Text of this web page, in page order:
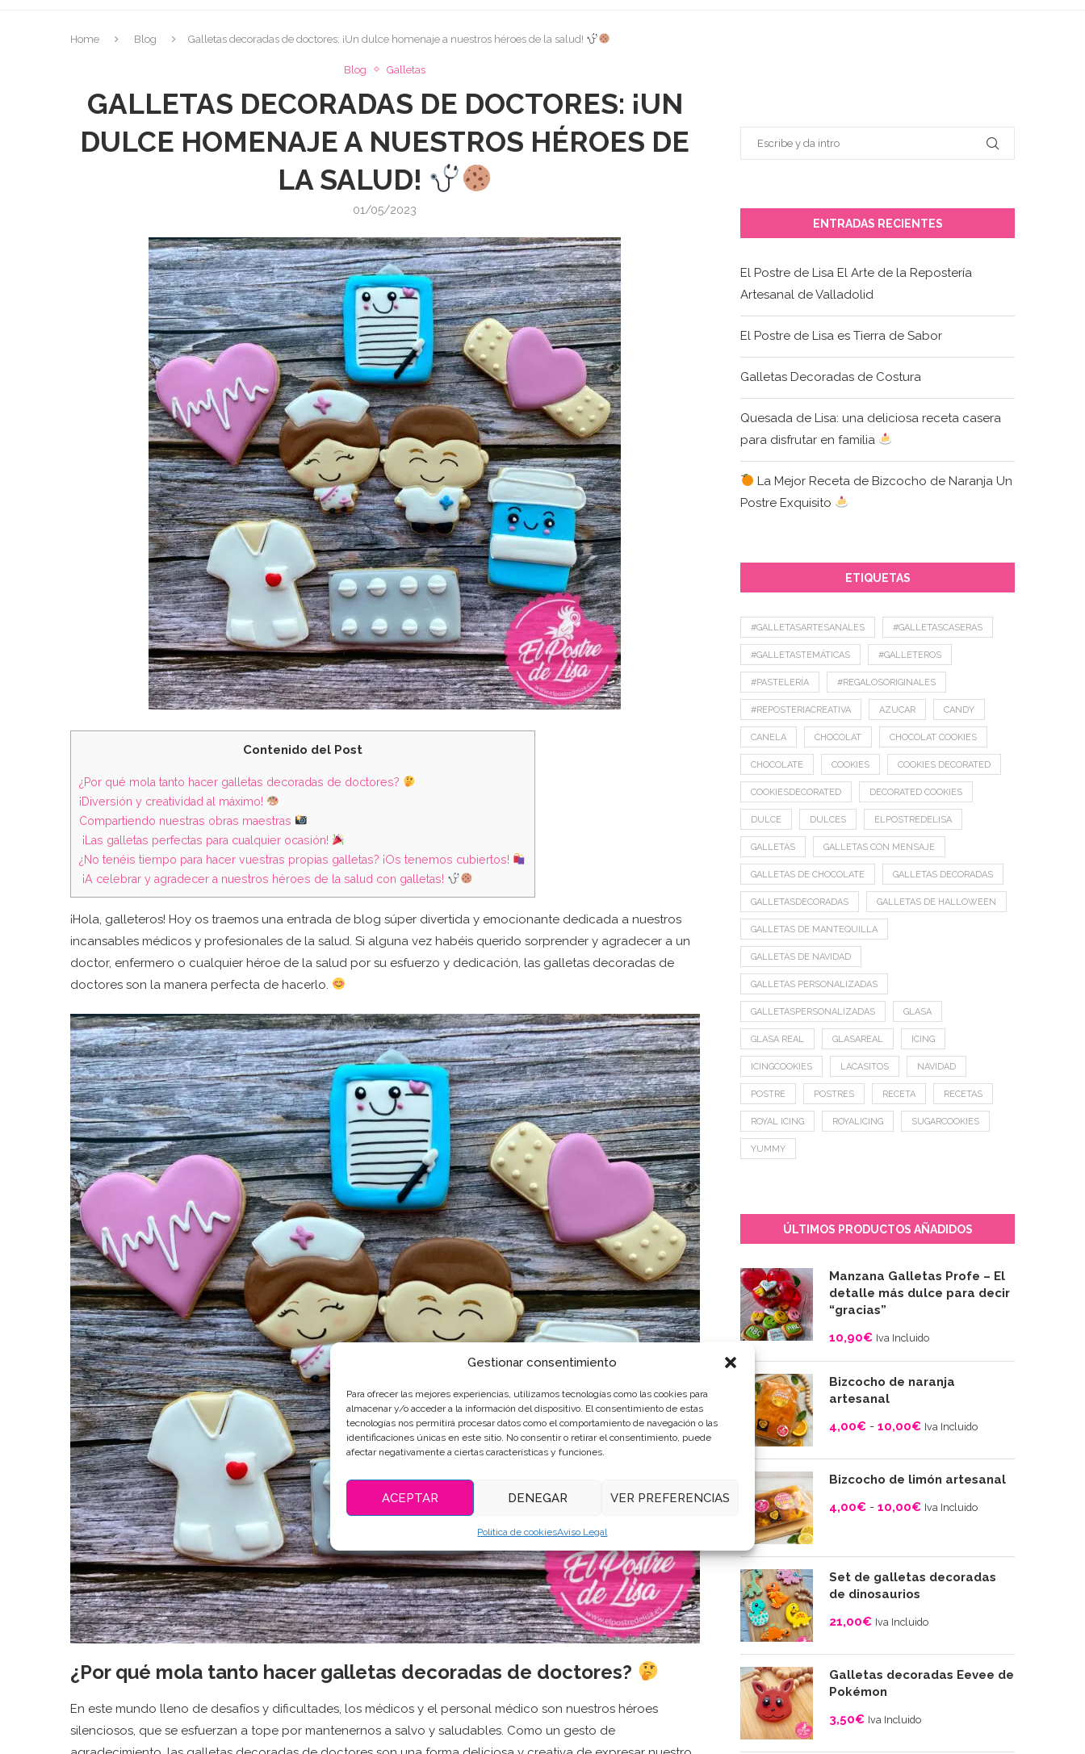
Gestionar consentimiento
Para ofrecer las mejores experiencias, utilizamos tecnologías como las cookies para
almacenar y/o acceder a la información del dispositivo. El consentimiento de estas
tecnologías nos permitirá procesar datos como el comportamiento de navegación o las
identificaciones únicas en este sitio. No consentir o retirar el consentimiento, puede
afectar negativamente a ciertas características y funciones.
ACEPTAR DENEGAR VER PREFERENCIAS
Política de cookiesAviso Legal
Home Blog Galletas decoradas de doctores: ¡Un dulce homenaje a nuestros héroes de la salud!
Blog Galletas
GALLETAS DECORADAS DE DOCTORES: ¡UN
DULCE HOMENAJE A NUESTROS HÉROES DE
LA SALUD!
01/05/2023
Contenido del Post
¿Por qué mola tanto hacer galletas decoradas de doctores?
¡Diversión y creatividad al máximo!
Compartiendo nuestras obras maestras
¡Las galletas perfectas para cualquier ocasión!
¿No tenéis tiempo para hacer vuestras propias galletas? ¡Os tenemos cubiertos!
¡A celebrar y agradecer a nuestros héroes de la salud con galletas!
¡Hola, galleteros! Hoy os traemos una entrada de blog súper divertida y emocionante dedicada a nuestros
incansables médicos y profesionales de la salud. Si alguna vez habéis querido sorprender y agradecer a un
doctor, enfermero o cualquier héroe de la salud por su esfuerzo y dedicación, las galletas decoradas de
doctores son la manera perfecta de hacerlo.
¿Por qué mola tanto hacer galletas decoradas de doctores?
En este mundo lleno de desafíos y dificultades, los médicos y el personal médico son nuestros héroes
silenciosos, que se esfuerzan a tope por mantenernos a salvo y saludables. Como un gesto de
ENTRADAS RECIENTES
El Postre de Lisa El Arte de la Repostería
Artesanal de Valladolid
El Postre de Lisa es Tierra de Sabor
Galletas Decoradas de Costura
Quesada de Lisa: una deliciosa receta casera
para disfrutar en familia
La Mejor Receta de Bizcocho de Naranja Un
Postre Exquisito
ETIQUETAS
#GALLETASARTESANALES #GALLETASCASERAS
#GALLETASTEMÁTICAS #GALLETEROS
#PASTELERÍA #REGALOSORIGINALES
#REPOSTERIACREATIVA AZUCAR CANDY
CANELA CHOCOLAT CHOCOLAT COOKIES
CHOCOLATE COOKIES COOKIES DECORATED
COOKIESDECORATED DECORATED COOKIES
DULCE DULCES ELPOSTREDELISA
GALLETAS GALLETAS CON MENSAJE
GALLETAS DE CHOCOLATE GALLETAS DECORADAS
GALLETASDECORADAS GALLETAS DE HALLOWEEN
GALLETAS DE MANTEQUILLA
GALLETAS DE NAVIDAD
GALLETAS PERSONALIZADAS
GALLETASPERSONALIZADAS GLASA
GLASA REAL GLASAREAL ICING
ICINGCOOKIES LACASITOS NAVIDAD
POSTRE POSTRES RECETA RECETAS
ROYAL ICING ROYALICING SUGARCOOKIES
YUMMY
ÚLTIMOS PRODUCTOS AÑADIDOS
Manzana Galletas Profe – El
detalle más dulce para decir
“gracias”
10,90€ Iva Incluido
Bizcocho de naranja
artesanal
4,00€ - 10,00€
Rango
precios:
desde
4,00€
hasta
10,00€
Iva Incluido
Bizcocho de limón artesanal
4,00€ - 10,00€
Rango
de
precios:
desde
4,00€
hasta
Iva Incluido
Set de galletas decoradas
de dinosaurios
21,00€ Iva Incluido
Galletas decoradas Eevee de
Pokémon
3,50€ Iva Incluido